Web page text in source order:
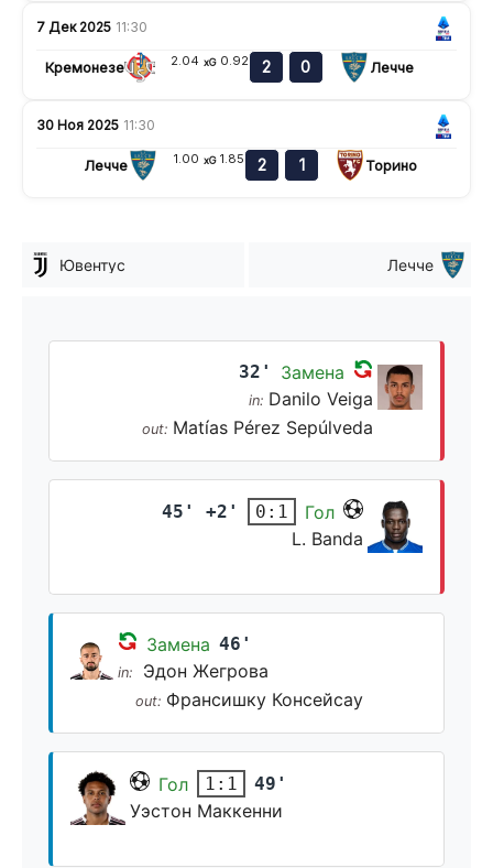
7 Дек 2025 11:30
Кремонезе 2.04 xG 0.92 2 0 Лечче
30 Ноя 2025 11:30
Лечче 1.00 xG 1.85 2 1 Торино
Ювентус Лечче
32' Замена
in: Danilo Veiga
out: Matías Pérez Sepúlveda
45' +2' 0:1
Гол
L. Banda
Замена 46'
in: Эдон Жегрова
out: Франсишку Консейсау
Гол 1:1 49'
Уэстон Маккенни